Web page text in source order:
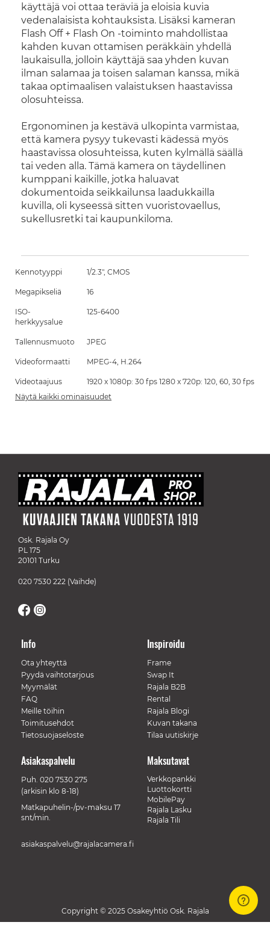
käyttäjä voi ottaa teräviä ja eloisia kuvia
vedenalaisista kohtauksista. Lisäksi kameran
Flash Off + Flash On -toiminto mahdollistaa
kahden kuvan ottamisen peräkkäin yhdellä
laukaisulla, jolloin käyttäjä saa yhden kuvan
ilman salamaa ja toisen salaman kanssa, mikä
takaa optimaalisen valaistuksen haastavissa
olosuhteissa.
Ergonominen ja kestävä ulkopinta varmistaa,
että kamera pysyy tukevasti kädessä myös
haastavissa olosuhteissa, kuten kylmällä säällä
tai veden alla. Tämä kamera on täydellinen
kumppani kaikille, jotka haluavat
dokumentoida seikkailunsa laadukkailla
kuvilla, oli kyseessä sitten vuoristovaellus,
sukellusretki tai kaupunkiloma.
Kennotyyppi 1/2.3", CMOS
Megapikseliä 16
ISO-
herkkyysalue
125-6400
Tallennusmuoto JPEG
Videoformaatti MPEG-4, H.264
Videotaajuus
1920 x 1080p: 30 fps 1280 x 720p: 120, 60, 30 fps
Näytä kaikki ominaisuudet
Osk. Rajala Oy
PL 175
20101 Turku
020 7530 222 (Vaihde)
Info
Ota yhteyttä
Pyydä vaihtotarjous
Myymälät
FAQ
Meille töihin
Toimitusehdot
Tietosuojaseloste
Inspiroidu
Frame
Swap It
Rajala B2B
Rental
Rajala Blogi
Kuvan takana
Tilaa uutiskirje
Maksutavat
Verkkopankki
Luottokortti
MobilePay
Rajala Lasku
Rajala Tili
Asiakaspalvelu
Puh. 020 7530 275
(arkisin klo 8-18)
Matkapuhelin-/pv-maksu 17
snt/min.
asiakaspalvelu@rajalacamera.fi
Copyright © 2025 Osakeyhtiö Osk. Rajala